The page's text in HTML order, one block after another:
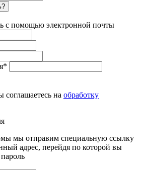
с помощью электронной почты
на обработку
мы отправим специальную ссылку
адрес, перейдя по которой вы